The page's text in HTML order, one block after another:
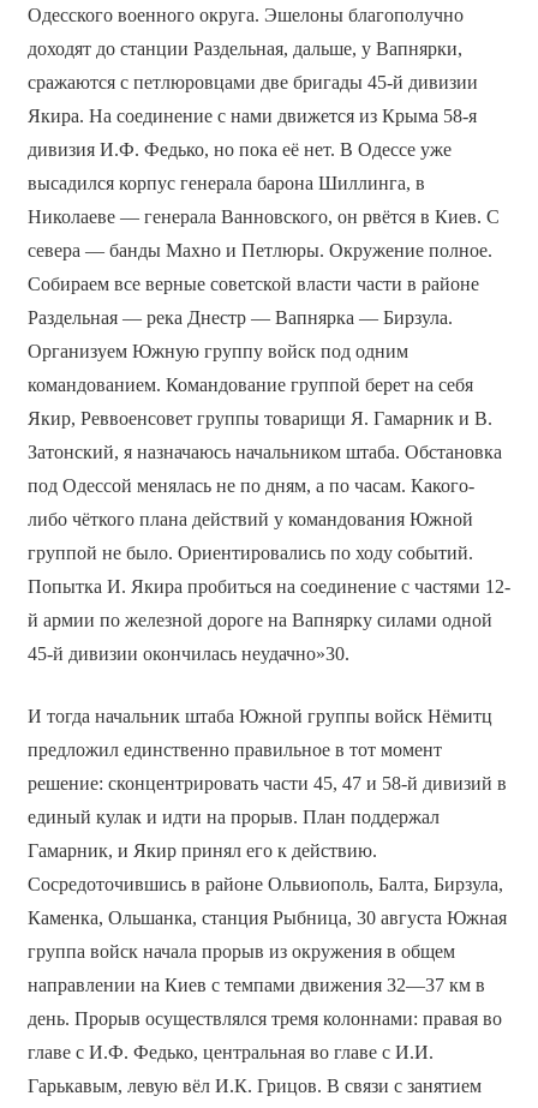
Одесского военного округа. Эшелоны благополучно
доходят до станции Раздельная, дальше, у Вапнярки,
сражаются с петлюровцами две бригады 45-й дивизии
Якира. На соединение с нами движется из Крыма 58-я
дивизия И.Ф. Федько, но пока её нет. В Одессе уже
высадился корпус генерала барона Шиллинга, в
Николаеве — генерала Ванновского, он рвётся в Киев. С
севера — банды Махно и Петлюры. Окружение полное.
Собираем все верные советской власти части в районе
Раздельная — река Днестр — Вапнярка — Бирзула.
Организуем Южную группу войск под одним
командованием. Командование группой берет на себя
Якир, Реввоенсовет группы товарищи Я. Гамарник и В.
Затонский, я назначаюсь начальником штаба. Обстановка
под Одессой менялась не по дням, а по часам. Какого-
либо чёткого плана действий у командования Южной
группой не было. Ориентировались по ходу событий.
Попытка И. Якира пробиться на соединение с частями 12-
й армии по железной дороге на Вапнярку силами одной
45-й дивизии окончилась неудачно»30.
И тогда начальник штаба Южной группы войск Нёмитц
предложил единственно правильное в тот момент
решение: сконцентрировать части 45, 47 и 58-й дивизий в
единый кулак и идти на прорыв. План поддержал
Гамарник, и Якир принял его к действию.
Сосредоточившись в районе Ольвиополь, Балта, Бирзула,
Каменка, Ольшанка, станция Рыбница, 30 августа Южная
группа войск начала прорыв из окружения в общем
направлении на Киев с темпами движения 32—37 км в
день. Прорыв осуществлялся тремя колоннами: правая во
главе с И.Ф. Федько, центральная во главе с И.И.
Гарькавым, левую вёл И.К. Грицов. В связи с занятием